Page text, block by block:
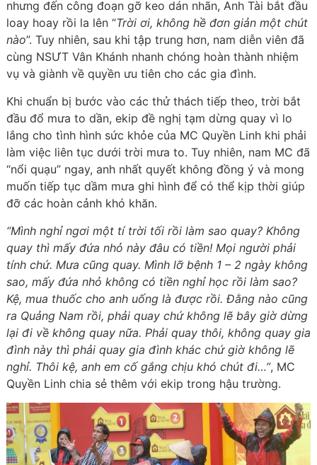
nhưng đến công đoạn gỡ keo dán nhãn, Anh Tài bắt đầu
loay hoay rồi la lên “Trời ơi, không hề đơn giản một chút
nào”. Tuy nhiên, sau khi tập trung hơn, nam diễn viên đã
cùng NSƯT Vân Khánh nhanh chóng hoàn thành nhiệm
vụ và giành về quyền ưu tiên cho các gia đình.
Khi chuẩn bị bước vào các thử thách tiếp theo, trời bắt
đầu đổ mưa to dần, ekip đề nghị tạm dừng quay vì lo
lắng cho tình hình sức khỏe của MC Quyền Linh khi phải
làm việc liên tục dưới trời mưa to. Tuy nhiên, nam MC đã
“nổi quạu” ngay, anh nhất quyết không đồng ý và mong
muốn tiếp tục dầm mưa ghi hình để có thể kịp thời giúp
đỡ các hoàn cảnh khó khăn.
“Mình nghỉ ngơi một tí trời tối rồi làm sao quay? Không
quay thì mấy đứa nhỏ này đâu có tiền! Mọi người phải
tính chứ. Mưa cũng quay. Mình lỡ bệnh 1 – 2 ngày không
sao, mấy đứa nhỏ không có tiền nghỉ học rồi làm sao?
Kệ, mua thuốc cho anh uống là được rồi. Đằng nào cũng
ra Quảng Nam rồi, phải quay chứ không lẽ bây giờ dừng
lại đi về không quay nữa. Phải quay thôi, không quay gia
đình này thì phải quay gia đình khác chứ giờ không lẽ
nghỉ. Thôi kệ, anh em cố gắng chịu khó chút đi…”, MC
Quyền Linh chia sẻ thêm với ekip trong hậu trường.